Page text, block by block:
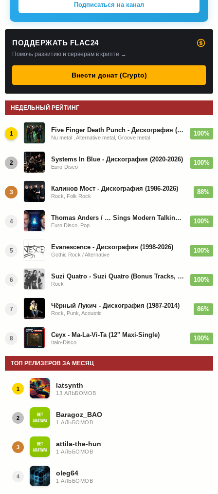
Подписаться на канал
ПОДДЕРЖАТЬ FLAC24
Помочь развитию и серверам в крипте →
Внести донат (Crypto)
НЕДЕЛЬНЫЙ РЕЙТИНГ
1 Five Finger Death Punch - Дискография (2008-2026)
Nu metal , Alternative metal, Groove metal
100%
2 Systems In Blue - Дискография (2020-2026)
Euro-Disco
100%
3 Калинов Мост - Дискография (1986-2026)
Rock, Folk Rock
88%
4 Thomas Anders / … Sings Modern Talking: The Best hi-res
Euro Disco, Pop
100%
5 Evanescence - Дискография (1998-2026)
Gothic Rock / Alternative
100%
6 Suzi Quatro - Suzi Quatro (Bonus Tracks, Remaster) 1973/2022
Rock
100%
7 Чёрный Лукич - Дискография (1987-2014)
Rock, Punk, Acoustic
86%
8 Ceyx - Ma-La-Vi-Ta (12'' Maxi-Single)
Italo-Disco
100%
ТОП РЕЛИЗЕРОВ ЗА МЕСЯЦ
1 latsynth
13 АЛЬБОМОВ
2 Baragoz_BAO
1 АЛЬБОМОВ
3 attila-the-hun
1 АЛЬБОМОВ
4 oleg64
1 АЛЬБОМОВ